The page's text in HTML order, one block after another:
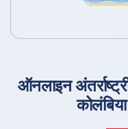
ऑनलाइन